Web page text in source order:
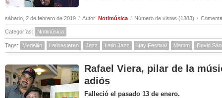
sábado, 2 de febrero de 2019 / Autor: Notimúsica / Número de vistas (1383) /
Categorías: Notimúsica
Tags: Medellín Latinastereo Jazz Latin Jazz Hay Festival Mamm David
Rafael Viera, pilar de la
adiós
Falleció el pasado 13 de enero.